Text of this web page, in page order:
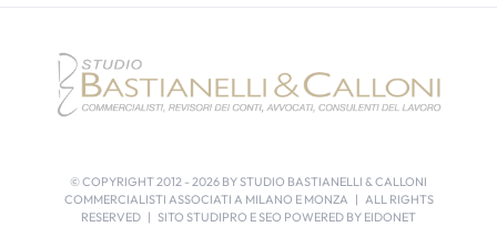
© COPYRIGHT 2012 - 2026 BY STUDIO BASTIANELLI & CALLONI
COMMERCIALISTI ASSOCIATI A MILANO E MONZA | ALL RIGHTS
RESERVED | SITO STUDIPRO E SEO POWERED BY EIDONET